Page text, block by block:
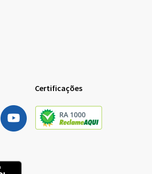
Certificações